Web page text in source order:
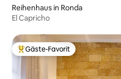
Reihenhaus in Ronda
El Capricho
Beliebter Gäste-Favorit.
Gäste-Favorit